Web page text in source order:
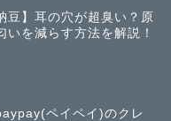
豆】耳の穴が超臭い？原
いを減らす方法を解説！
ペイペイ)のクレ